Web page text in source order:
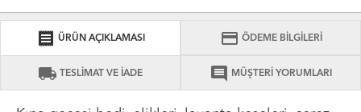
receipt ÜRÜN AÇIKLAMASI credit_card ÖDEME BİLGİLERİ
local_shipping TESLİMAT VE İADE comment MÜŞTERİ YORUMLARI